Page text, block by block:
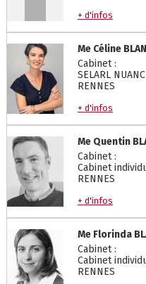
+ d'infos
Me Céline
Cabinet :
SELARL
RENNES
+ d'infos
Me Quentin
Cabinet :
Cabinet
RENNES
+ d'infos
Me Florinda
Cabinet :
Cabinet
RENNES